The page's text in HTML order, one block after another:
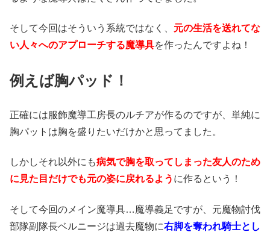
そして今回はそういう系統ではなく、 元の生活を送れてな
い人々へのアプローチする魔導具を作ったんですよね！
例えば胸パッド！
正確には服飾魔導工房長のルチアが作るのですが、単純に
胸パットは胸を盛りたいだけかと思ってました。
しかしそれ以外にも病気で胸を取ってしまった友人のため
に見た目だけでも元の姿に戻れるよう に作るという！
そして今回のメイン魔導具…魔導義足ですが、元魔物討伐
部隊副隊長ベルニージは過去魔物に右脚を奪われ騎士とし